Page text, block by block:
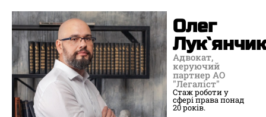
Олег
Адвокат,
керуючий
партнер АО
"Легаліст"
Стаж роботи у
сфері права понад
20 років.